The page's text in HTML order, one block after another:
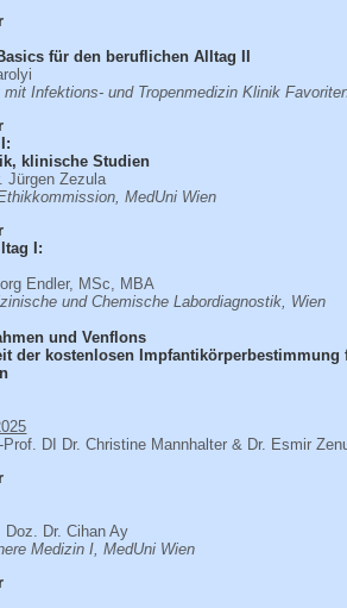
für den beruflichen Alltag II
Infektions- und Tropenmedizin Klinik
klinische Studien
Jürgen Zezula
MedUni Wien
I:
Endler, MSc, MBA
und Chemische Labordiagnostik, Wien
und Venflons
der kostenlosen Impfantikörperbestimmung
Prof. DI Dr. Christine Mannhalter & Dr. Esmir
Dr. Cihan Ay
Medizin I, MedUni Wien